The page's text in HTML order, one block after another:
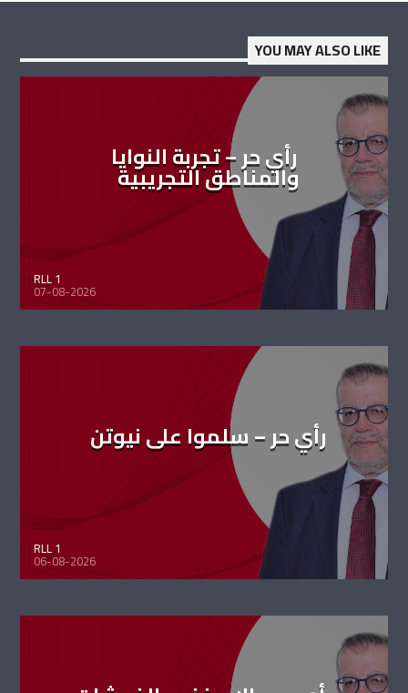
YOU MAY ALSO LIKE
رأي حر – تجربة النوايا
والمناطق التجريبية
RLL 1
07-08-2026
رأي حر – سلموا على نيوتن
RLL 1
06-08-2026